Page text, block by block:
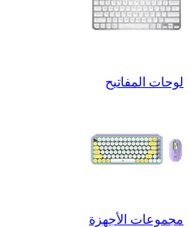
لوحات المفاتيح
مجموعات الأجهزة